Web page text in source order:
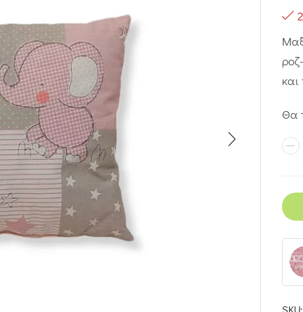
Θα
SKU: